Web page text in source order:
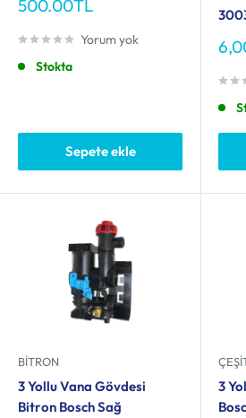
İndirimli
500.00TL
Yorum yok
Stokta
Sepete ekle
fiyat
BITRON
3 Yollu Vana Gövdesi
Bitron Bosch Sağ
3